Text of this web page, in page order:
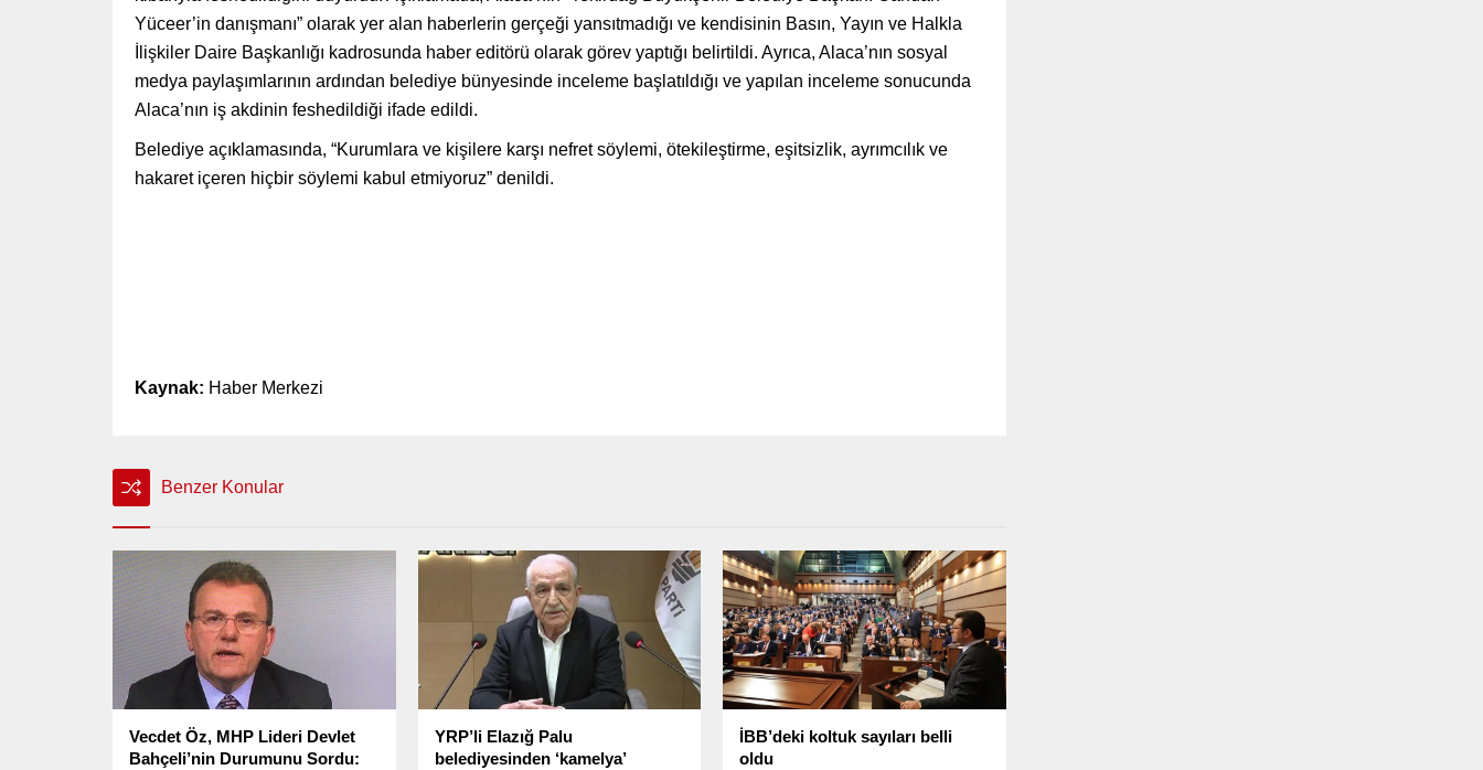
Yüceer’in danışmanı” olarak yer alan haberlerin gerçeği yansıtmadığı ve kendisinin Basın, Yayın ve Halkla
İlişkiler Daire Başkanlığı kadrosunda haber editörü olarak görev yaptığı belirtildi. Ayrıca, Alaca’nın sosyal
medya paylaşımlarının ardından belediye bünyesinde inceleme başlatıldığı ve yapılan inceleme sonucunda
Alaca’nın iş akdinin feshedildiği ifade edildi.
Belediye açıklamasında, “Kurumlara ve kişilere karşı nefret söylemi, ötekileştirme, eşitsizlik, ayrımcılık ve
hakaret içeren hiçbir söylemi kabul etmiyoruz” denildi.
Kaynak: Haber Merkezi
Benzer Konular
Vecdet Öz, MHP Lideri Devlet
Bahçeli’nin Durumunu Sordu:
YRP’li Elazığ Palu
belediyesinden ‘kamelya’
İBB’deki koltuk sayıları belli
oldu